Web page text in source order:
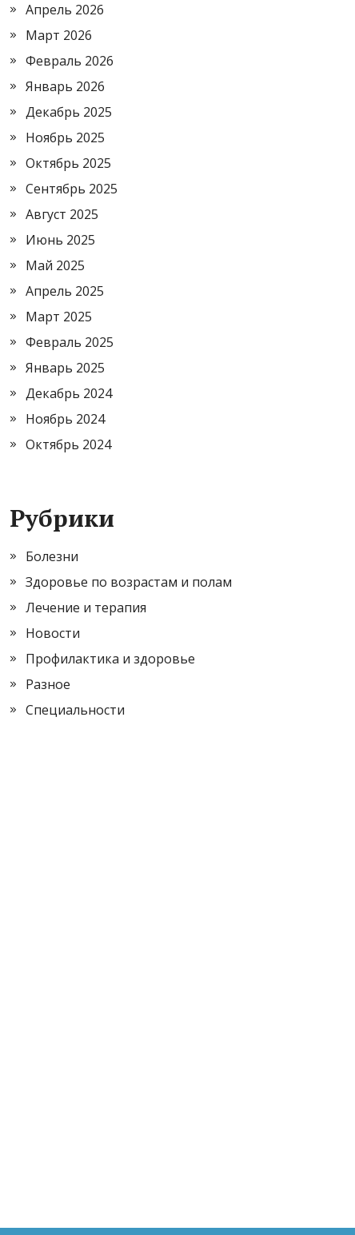
Апрель 2026
Март 2026
Февраль 2026
Январь 2026
Декабрь 2025
Ноябрь 2025
Октябрь 2025
Сентябрь 2025
Август 2025
Июнь 2025
Май 2025
Апрель 2025
Март 2025
Февраль 2025
Январь 2025
Декабрь 2024
Ноябрь 2024
Октябрь 2024
Рубрики
Болезни
Здоровье по возрастам и полам
Лечение и терапия
Новости
Профилактика и здоровье
Разное
Специальности